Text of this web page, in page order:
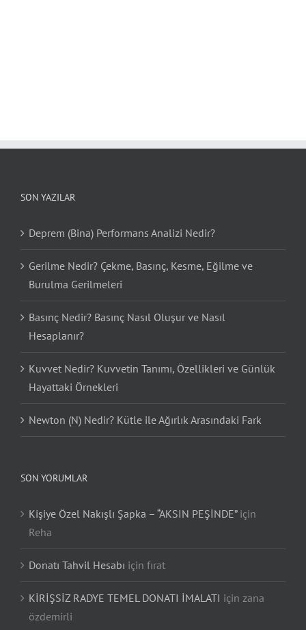
SON YAZILAR
Deprem (Bina) Performans Analizi Nedir?
Gerilme Nedir? Çekme, Basınç, Kesme, Eğilme ve
Burulma Gerilmeleri
Basınç Nedir? Basınç Nasıl Oluşur ve Nasıl
Hesaplanır?
Kuvvet Nedir? Kuvvetin Tanımı, Özellikleri ve Günlük
Hayattaki Örnekleri
Newton (N) Nedir? Kütle ile Ağırlık Arasındaki Fark
SON YORUMLAR
Kişiye Özel Nakışlı Şapka – “AKSIN PEŞİNDE”için
Reha
Donatı Tahvil Hesabı için fırat
KİRİŞSİZ RADYE TEMEL DONATI İMALATI için zana
özdemirli